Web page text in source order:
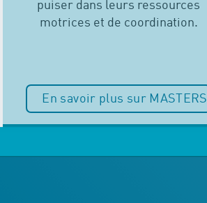
puiser dans leurs ressources
motrices et de coordination.
En savoir plus sur MASTERS